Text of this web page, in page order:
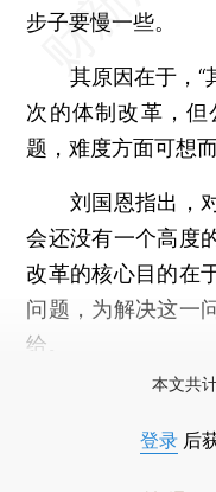
步子要慢一些。
其原因在于，“
次的体制改革，
题，难度方面可想而
刘国恩指出，对
会还没有一个高度
改革的核心目的在
问题，为解决这一
给。
本文共
登录 后